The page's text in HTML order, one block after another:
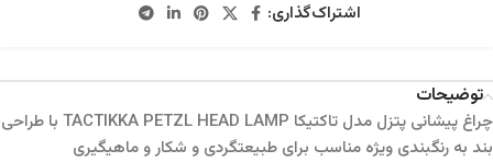
اشتراک‌گذاری:
توضیحات
چراغ پیشانی پتزل مدل تاکتیکا TACTIKKA PETZL HEAD LAMP با طراحی
بند به رنگبندی ویژه مناسب برای طبیعتگردی و شکار و ماهیگیری